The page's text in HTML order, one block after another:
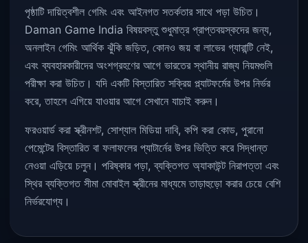
পৃষ্ঠাটি দায়িত্বশীল গেমিং এবং আইনগত সতর্কতার সাথে পড়া উচিত।
Daman Game India বিষয়বস্তু শুধুমাত্র প্রাপ্তবয়স্কদের জন্য,
অনলাইন গেমিং আর্থিক ঝুঁকি জড়িত, কোনও জয় বা লাভের গ্যারান্টি নেই,
এবং ব্যবহারকারীদের অংশগ্রহণের আগে ভারতের স্থানীয় রাজ্য নিয়মগুলি
পরীক্ষা করা উচিত। যদি একটি বিস্তারিত সক্রিয় প্ল্যাটফর্মের উপর নির্ভর
করে, তাহলে এগিয়ে যাওয়ার আগে সেখানে যাচাই করুন।
ফরওয়ার্ড করা স্ক্রীনশট, সোশ্যাল মিডিয়া দাবি, কপি করা কোড, পুরানো
পেমেন্টের বিস্তারিত বা ফলাফলের প্যাটার্নের উপর ভিত্তি করে সিদ্ধান্ত
নেওয়া এড়িয়ে চলুন। পরিষ্কার পড়া, ব্যক্তিগত অ্যাকাউন্ট নিরাপত্তা এবং
স্থির ব্যক্তিগত সীমা মোবাইল স্ক্রীনের মাধ্যমে তাড়াহুড়ো করার চেয়ে বেশি
নির্ভরযোগ্য।